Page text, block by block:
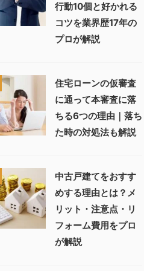
行動10個と好かれる
コツを業界歴17年の
プロが解説
住宅ローンの仮審査
に通って本審査に落
ちる6つの理由｜落ち
た時の対処法も解説
中古戸建てをおすす
めする理由とは？メ
リット・注意点・リ
フォーム費用をプロ
が解説